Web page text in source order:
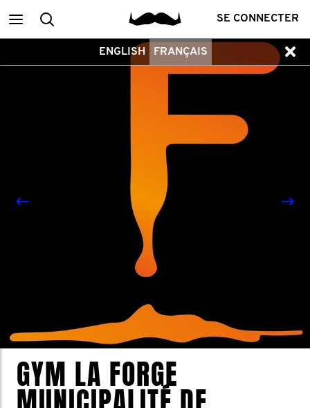
MainRecherche SE CONNECTER
ENGLISH FRANÇAIS
GYM LA FORGE